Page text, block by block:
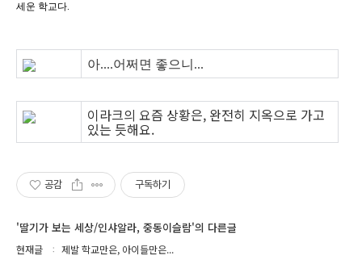
세운 학교다.
아....어쩌면 좋으니...
이라크의 요즘 상황은, 완전히 지옥으로 가고
있는 듯해요.
공감 구독하기
'딸기가 보는 세상/인샤알라, 중동이슬람'의 다른글
현재글 제발 학교만은, 아이들만은...